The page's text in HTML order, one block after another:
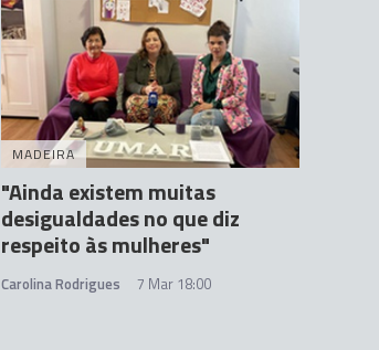
MADEIRA
"Ainda existem muitas
desigualdades no que diz
respeito às mulheres"
Carolina Rodrigues 7 Mar 18:00